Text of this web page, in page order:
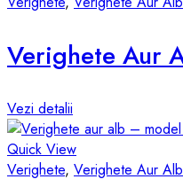
Vezi detalii
Quick View
Verighete, Verighete Aur Alb